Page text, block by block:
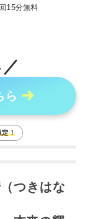
15分無料
ら
定！
つきはな